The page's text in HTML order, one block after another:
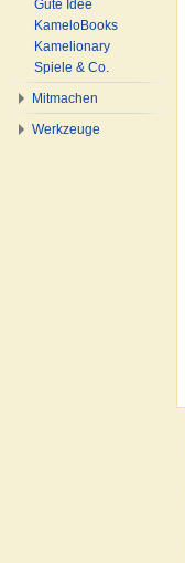
Gute Idee
KameloBooks
Kamelionary
Spiele & Co.
Mitmachen
Werkzeuge